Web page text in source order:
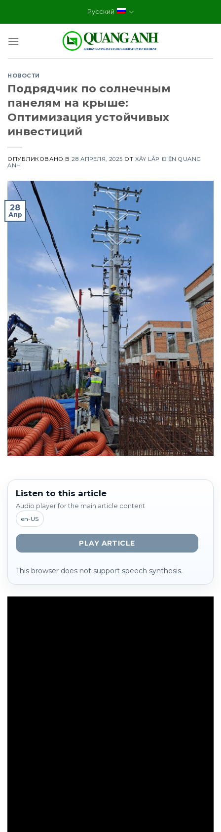
Русский
НОВОСТИ
Подрядчик по солнечным
панелям на крыше:
Оптимизация устойчивых
инвестиций
ОПУБЛИКОВАНО В28 АПРЕЛЯ, 2025 ОТXÂY LẮP ĐIỆN QUANG
ANH
28
Апр
Listen to this article
Audio player for the main article content
en-US
PLAY ARTICLE
This browser does not support speech synthesis.